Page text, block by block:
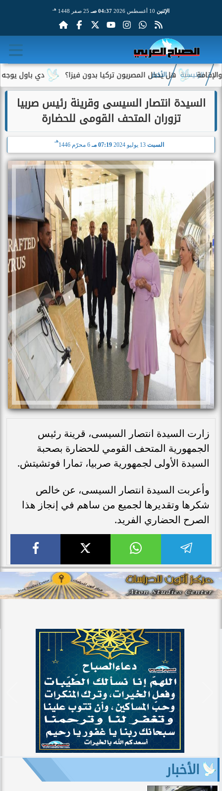
الإثنين 04:37 صـ 25 صفر 1448 هـ
دي باول يوجه هل يدخل المصريون تركيا بدون فيزا؟
الرئيسية الأخبار
السيدة انتصار السيسى وقرينة رئيس صربيا
تزوران المتحف القومى للحضارة
السبت 13 يوليو 2024 07:19 مـ 6 محرّم 1446
هـ
زارت السيدة انتصار السيسى، قرينة رئيس
الجمهورية المتحف القومي للحضارة بصحبة
السيدة الأولى لجمهورية صربيا، تمارا فوتشيتش.
وأعربت السيدة انتصار السيسى، عن خالص
شكرها وتقديرها لجميع من ساهم في إنجاز هذا
الصرح الحضاري الفريد.
الأخبار